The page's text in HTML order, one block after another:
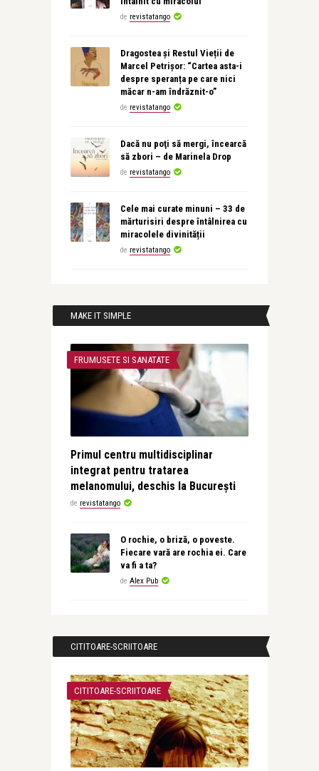
de revistatango
Dragostea și Restul Vieții de
Marcel Petrișor: “Cartea asta-i
despre speranța pe care nici
măcar n-am îndrăznit-o”
de revistatango
Dacă nu poţi să mergi, încearcă
să zbori – de Marinela Drop
de revistatango
Cele mai curate minuni – 33 de
mărturisiri despre întâlnirea cu
miracolele divinității
de revistatango
MAKE IT SIMPLE
FRUMUSETE SI SANATATE
Primul centru multidisciplinar
integrat pentru tratarea
melanomului, deschis la București
de revistatango
O rochie, o briză, o poveste.
Fiecare vară are rochia ei. Care
va fi a ta?
de Alex Pub
CITITOARE-SCRIITOARE
CITITOARE-SCRIITOARE